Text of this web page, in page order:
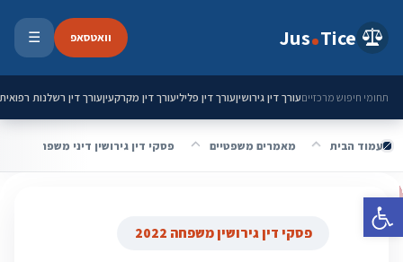
פתח סרגל נגישות
Jus Tice וואטסאפ ☰
תחומי חיפוש מרכזייםעורך דין גירושיןעורך דין פליליעורך דין מקרקעיןעורך דין רשלנות רפואית
עמוד הבית מאמרים משפטיים פסקי דין גירושין דיני משפחה 2022
פסקי דין גירושין משפחה 2022